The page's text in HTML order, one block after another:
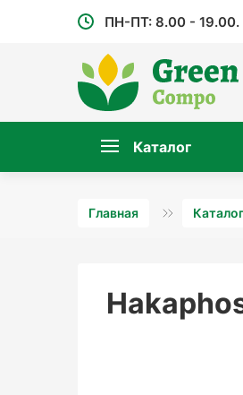
ПН-ПТ: 8.00 -
Каталог
Главная Каталог